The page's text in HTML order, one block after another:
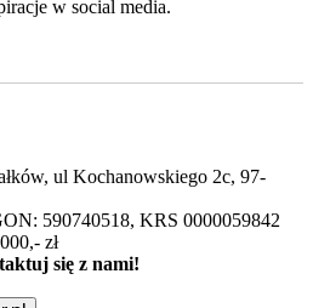
w social media.
ul Kochanowskiego 2c, 97-
590740518, KRS 0000059842
zł
się z nami!